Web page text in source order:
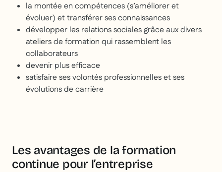
la montée en compétences (s’améliorer et
évoluer) et transférer ses connaissances
développer les relations sociales grâce aux divers
ateliers de formation qui rassemblent les
collaborateurs
devenir plus efficace
satisfaire ses volontés professionnelles et ses
évolutions de carrière
Les avantages de la formation
continue pour l’entreprise